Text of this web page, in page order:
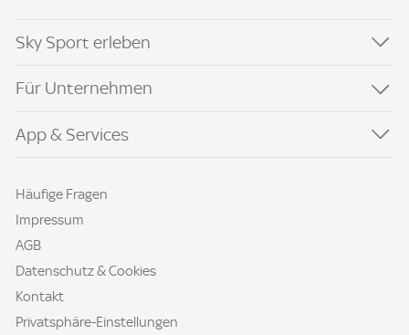
Sky Sport erleben
Für Unternehmen
App & Services
Häufige Fragen
Impressum
AGB
Datenschutz & Cookies
Kontakt
Privatsphäre-Einstellungen